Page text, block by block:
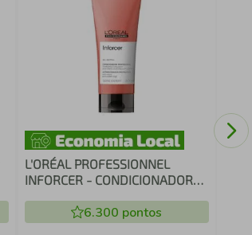
L'ORÉAL PROFESSIONNEL
INFORCER - CONDICIONADOR
6.300 pontos